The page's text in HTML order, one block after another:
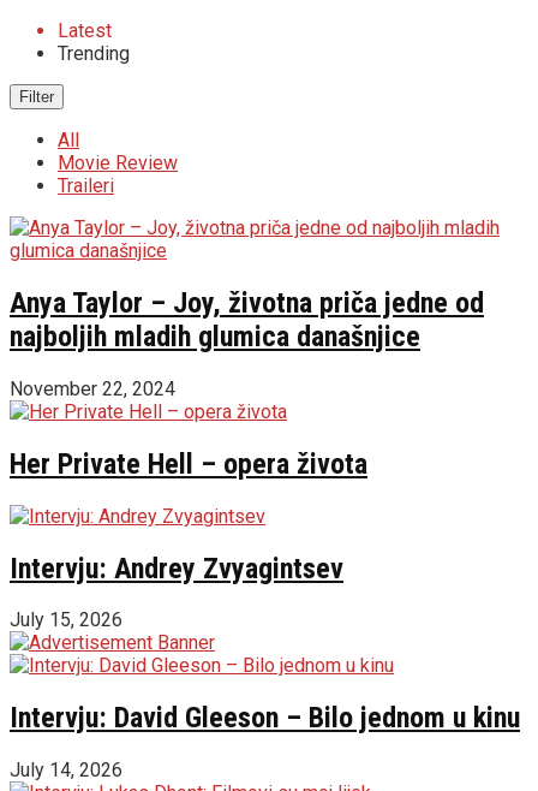
Latest
Trending
Filter
All
Movie Review
Traileri
Anya Taylor – Joy, životna priča jedne od
najboljih mladih glumica današnjice
November 22, 2024
Her Private Hell – opera života
Intervju: Andrey Zvyagintsev
July 15, 2026
Intervju: David Gleeson – Bilo jednom u kinu
July 14, 2026